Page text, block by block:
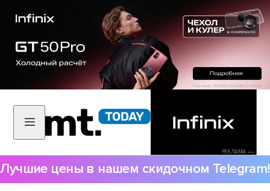
РЕКЛАМА •••
Лучшие цены в нашем скидочном Telegram!